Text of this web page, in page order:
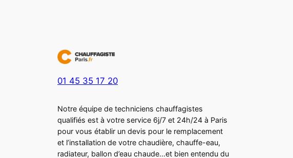
01 45 35 17 20
Notre équipe de techniciens chauffagistes
qualifiés est à votre service 6j/7 et 24h/24 à Paris
pour vous établir un devis pour le remplacement
et l’installation de votre chaudière, chauffe-eau,
radiateur, ballon d’eau chaude…et bien entendu du